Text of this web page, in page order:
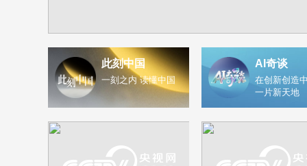
此刻中国
一刻之内 读懂中国
AI奇谈
在创新创造
一片新天地